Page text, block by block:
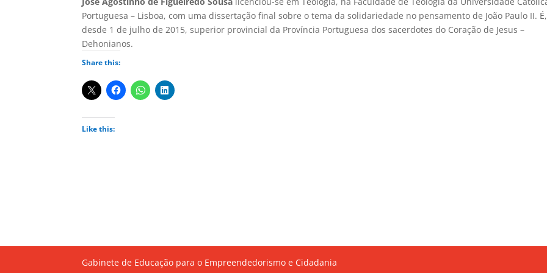
Portuguesa – Lisboa, com uma dissertação final sobre o tema da solidariedade no pensamento de João Paulo II. É,
desde 1 de julho de 2015, superior provincial da Província Portuguesa dos sacerdotes do Coração de Jesus –
Dehonianos.
Share this:
Like this:
Gabinete de Educação para o Empreendedorismo e Cidadania